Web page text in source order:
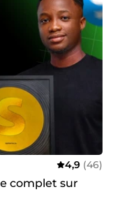
4,9 (46)
complet sur